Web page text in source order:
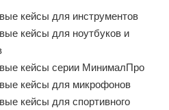
кейсы для инструментов
кейсы для ноутбуков и
кейсы серии МинималПро
кейсы для микрофонов
кейсы для спортивного